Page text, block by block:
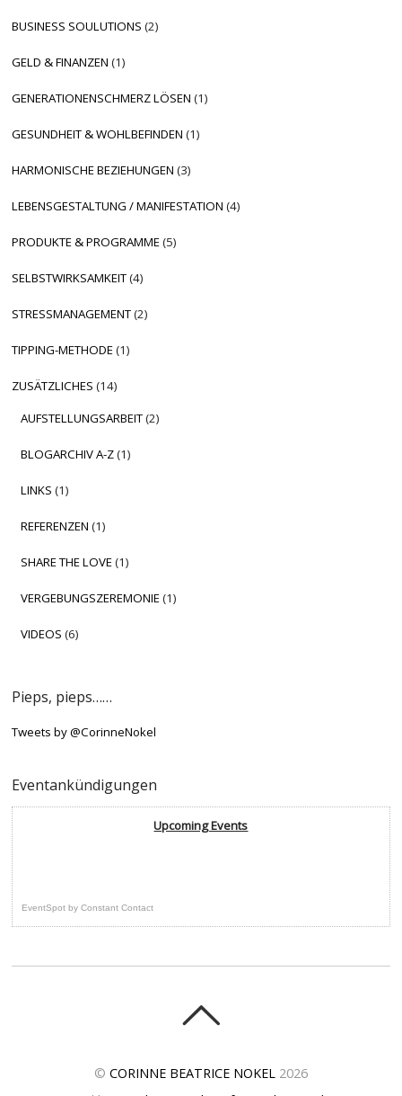
BUSINESS SOULUTIONS (2)
GELD & FINANZEN (1)
GENERATIONENSCHMERZ LÖSEN (1)
GESUNDHEIT & WOHLBEFINDEN (1)
HARMONISCHE BEZIEHUNGEN (3)
LEBENSGESTALTUNG / MANIFESTATION (4)
PRODUKTE & PROGRAMME(5)
SELBSTWIRKSAMKEIT(4)
STRESSMANAGEMENT(2)
TIPPING-METHODE(1)
ZUSÄTZLICHES (14)
AUFSTELLUNGSARBEIT(2)
BLOGARCHIV A-Z(1)
LINKS (1)
REFERENZEN (1)
SHARE THE LOVE(1)
VERGEBUNGSZEREMONIE(1)
VIDEOS (6)
Pieps, pieps……
Tweets by @CorinneNokel
Eventankündigungen
Upcoming Events
EventSpot byConstant Contact
© CORINNE BEATRICE NOKEL2026